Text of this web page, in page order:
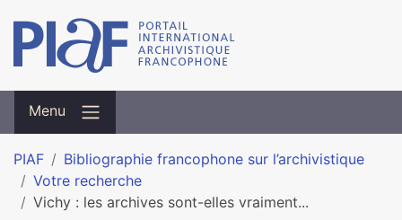
Menu
PIAF
Bibliographie francophone sur l’archivistique
Votre recherche
Vichy : les archives sont-elles vraiment...